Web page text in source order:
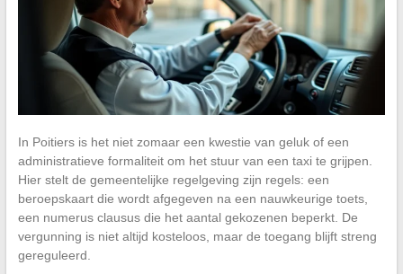
In Poitiers is het niet zomaar een kwestie van geluk of een
administratieve formaliteit om het stuur van een taxi te grijpen.
Hier stelt de gemeentelijke regelgeving zijn regels: een
beroepskaart die wordt afgegeven na een nauwkeurige toets,
een numerus clausus die het aantal gekozenen beperkt. De
vergunning is niet altijd kosteloos, maar de toegang blijft streng
gereguleerd.